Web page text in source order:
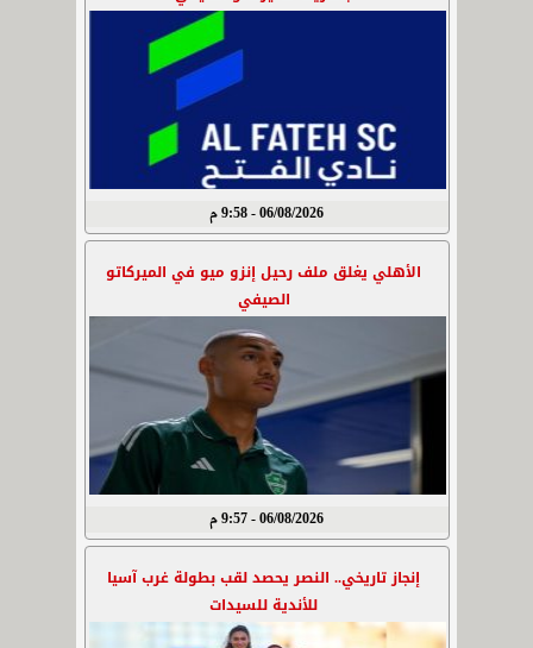
06/08/2026 - 9:58 م
الأهلي يغلق ملف رحيل إنزو ميو في الميركاتو
الصيفي
06/08/2026 - 9:57 م
إنجاز تاريخي.. النصر يحصد لقب بطولة غرب آسيا
للأندية للسيدات